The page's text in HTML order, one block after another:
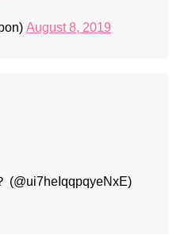
August 8, 2019
(@ui7heIqqpqyeNxE)